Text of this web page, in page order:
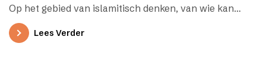
Op het gebied van islamitisch denken, van wie kan
worden…
Lees Verder